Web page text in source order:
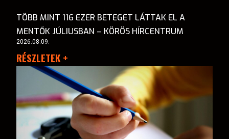
TÖBB MINT 116 EZER BETEGET LÁTTAK EL A
MENTŐK JÚLIUSBAN – KÖRÖS HÍRCENTRUM
2026.08.09.
RÉSZLETEK +